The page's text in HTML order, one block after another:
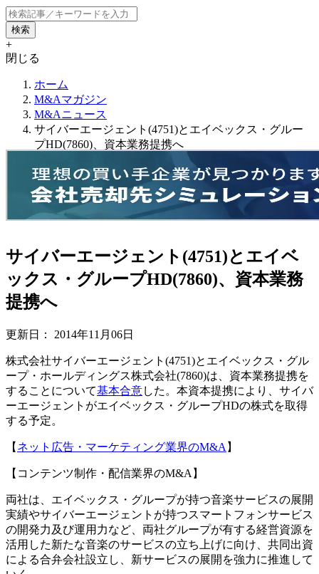
+
閉じる
ホーム
M&Aマガジン
M&Aニュース
サイバーエージェント(4751)とエイベックス・グルー
プHD(7860)、資本業務提携へ
サイバーエージェント(4751)とエイベ
ックス・グループHD(7860)、資本業務
提携へ
更新日： 2014年11月06日
株式会社サイバーエージェント(4751)とエイベックス・グル
ープ・ホールディングス株式会社(7860)は、資本業務提携を
することについて基本合意した。本資本提携により、サイバ
ーエージェントがエイベックス・グループHDの株式を取得
する予定。
【 ネット広告・マーケティング業界のM&A 】
【コンテンツ制作・配信業界のM&A】
両社は、エイベックス・グループが持つ音楽サービスの展開
実績やサイバーエージェントが持つスマートフォンサービス
の開発力及び運用力など、両社グループが有する経営資源を
活用した新たな音楽のサービスの立ち上げに向け、共同出資
による合弁会社設立し、新サービスの展開を強力に推進して